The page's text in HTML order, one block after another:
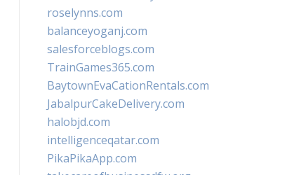
roselynns.com
balanceyoganj.com
salesforceblogs.com
TrainGames365.com
BaytownEvaCationRentals.com
JabalpurCakeDelivery.com
halobjd.com
intelligenceqatar.com
PikaPikaApp.com